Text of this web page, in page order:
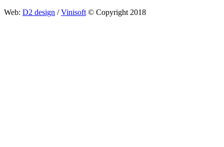
Web: D2 design /Vinisoft © Copyright 2018